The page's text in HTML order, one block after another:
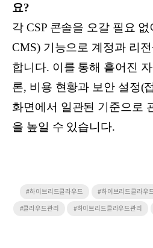
요?
각 CSP 콘솔을 오갈 필요
CMS) 기능으로 계정과 리
합니다. 이를 통해 흩어진
론, 비용 현황과 보안 설정(
화면에서 일관된 기준으로
을 높일 수 있습니다.
#하이브리드클라우드 #하이브리드클라우
#클라우드관리
#하이브리드클라우드관리